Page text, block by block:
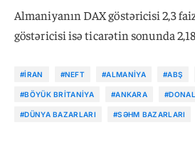
Almaniyanın DAX göstəricisi 2,3
göstəricisi isə ticarətin sonunda
#İRAN #NEFT #ALMANIYA #ABŞ
#BÖYÜK BRITANIYA #ANKARA
#DÜNYA BAZARLARI #SƏHM BAZARLARI